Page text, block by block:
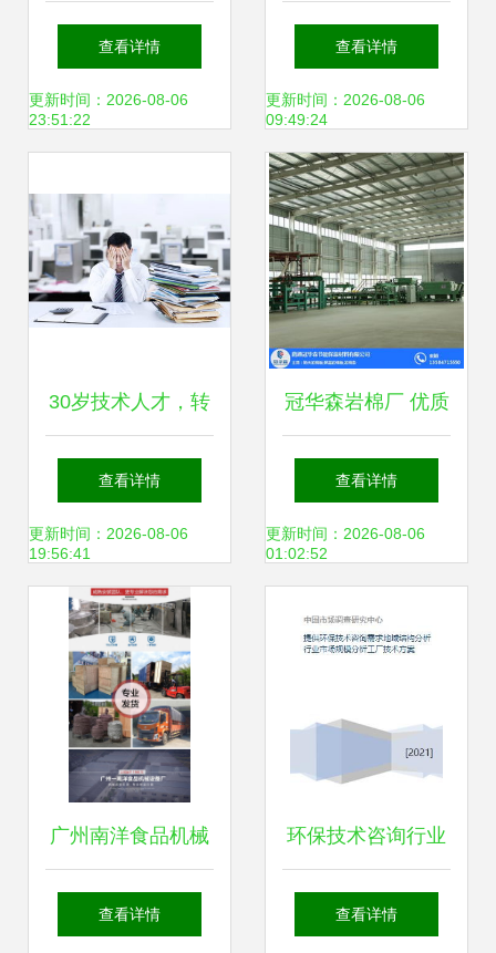
汽车互联与自动驾
驶技术发展深度咨
查看详情
更新时间：2026-08-06
23:51:22
料兽药购销部 一站
式畜牧解决方案与
优质产品指南
查看详情
更新时间：2026-08-06
09:49:24
30岁技术人才，转
型技术咨询还是坚
守研发？
查看详情
更新时间：2026-08-06
19:56:41
冠华森岩棉厂 优质
防火岩棉板供应商
与专业咨询服务
查看详情
更新时间：2026-08-06
01:02:52
广州南洋食品机械
专业鲜汁酱加工生
查看详情
环保技术咨询行业
市场分析与工厂技
查看详情